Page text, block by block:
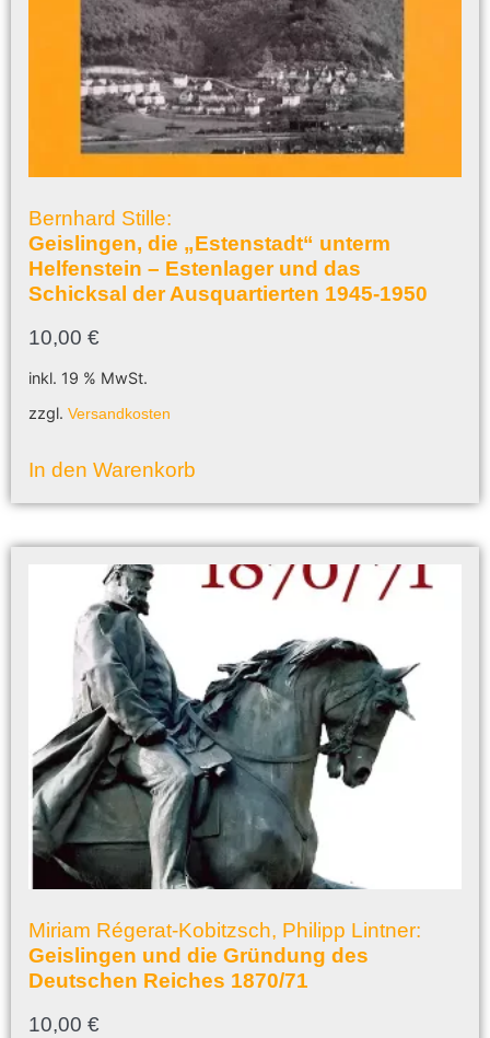
Bernhard Stille:
Geislingen, die „Estenstadt“ unterm
Helfenstein – Estenlager und das
Schicksal der Ausquartierten 1945-1950
10,00 €
inkl. 19 % MwSt.
zzgl. Versandkosten
In den Warenkorb
Miriam Régerat-Kobitzsch, Philipp Lintner:
Geislingen und die Gründung des
Deutschen Reiches 1870/71
10,00 €